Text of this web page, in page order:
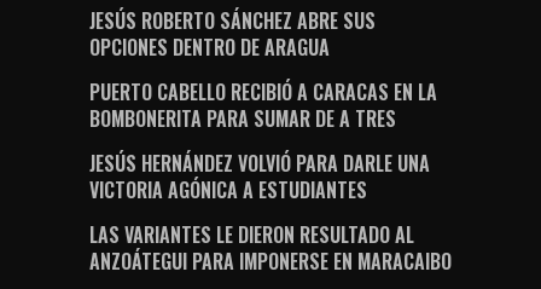
JESÚS ROBERTO SÁNCHEZ ABRE SUS
OPCIONES DENTRO DE ARAGUA
PUERTO CABELLO RECIBIÓ A CARACAS EN LA
BOMBONERITA PARA SUMAR DE A TRES
JESÚS HERNÁNDEZ VOLVIÓ PARA DARLE UNA
VICTORIA AGÓNICA A ESTUDIANTES
LAS VARIANTES LE DIERON RESULTADO AL
ANZOÁTEGUI PARA IMPONERSE EN MARACAIBO